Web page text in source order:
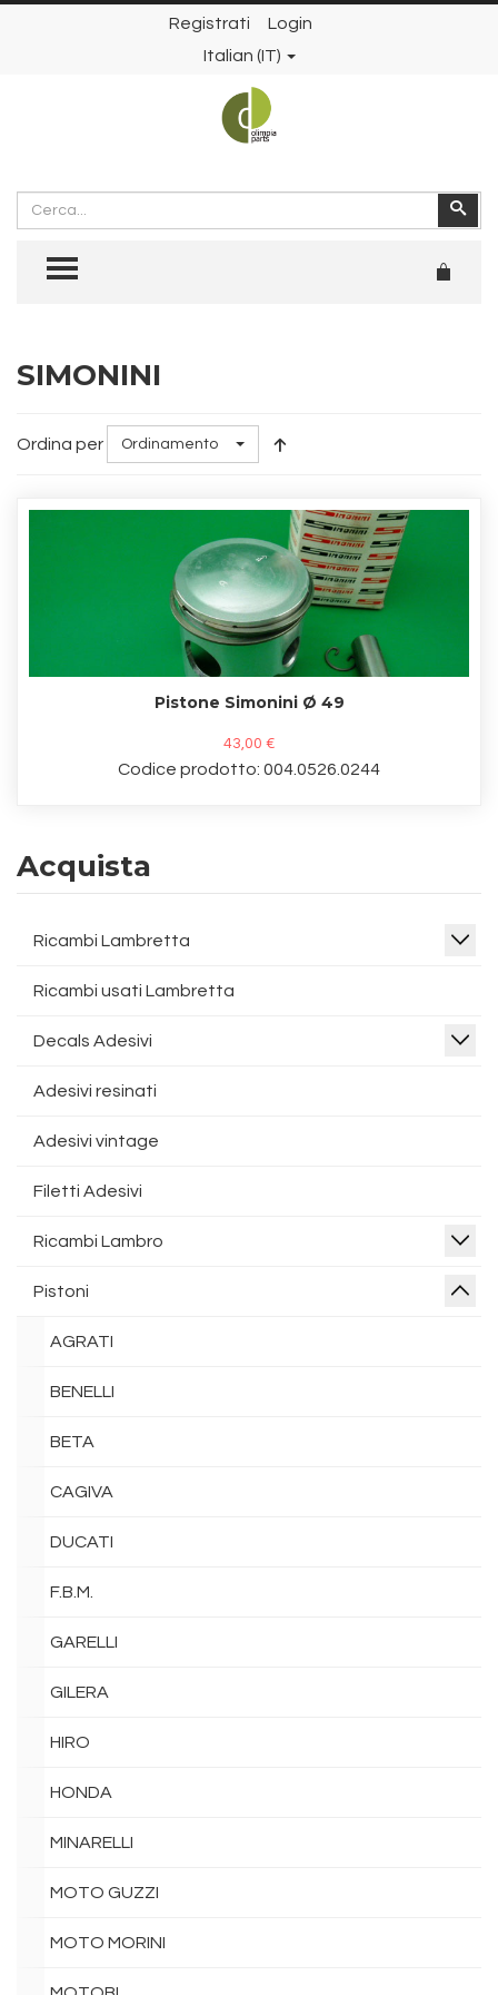
Registrati
Login
Italian (IT)
Cerca
TOGGLE MENU
SIMONINI
Ordina per Ordinamento
Pistone Simonini Ø 49
43,00 €
Codice prodotto: 004.0526.0244
Acquista
Ricambi Lambretta
Ricambi usati Lambretta
Decals Adesivi
Adesivi resinati
Adesivi vintage
Filetti Adesivi
Ricambi Lambro
Pistoni
AGRATI
BENELLI
BETA
CAGIVA
DUCATI
F.B.M.
GARELLI
GILERA
HIRO
HONDA
MINARELLI
MOTO GUZZI
MOTO MORINI